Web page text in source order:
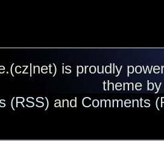
is proudly
theme
(RSS) and Comments